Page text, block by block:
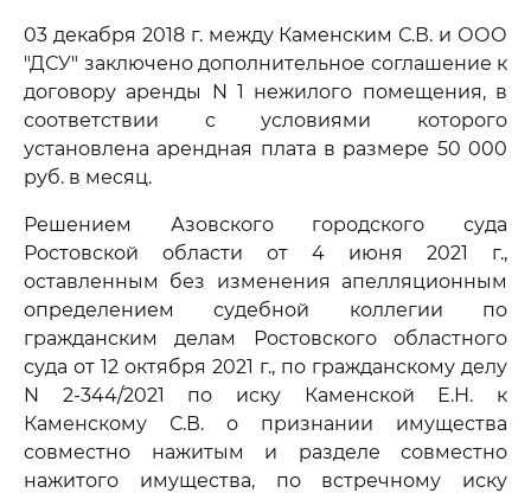
03 декабря 2018 г. между Каменским С.В. и ООО
"ДСУ" заключено дополнительное соглашение к
договору аренды N 1 нежилого помещения, в
соответствии с условиями которого
установлена арендная плата в размере 50 000
руб. в месяц.
Решением Азовского городского суда
Ростовской области от 4 июня 2021 г.,
оставленным без изменения апелляционным
определением судебной коллегии по
гражданским делам Ростовского областного
суда от 12 октября 2021 г., по гражданскому делу
N 2-344/2021 по иску Каменской Е.Н. к
Каменскому С.В. о признании имущества
совместно нажитым и разделе совместно
нажитого имущества, по встречному иску